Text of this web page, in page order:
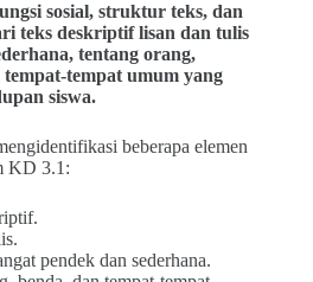
sosial, struktur teks, dan
teks deskriptif lisan dan tulis
tentang orang,
tempat umum yang
siswa.
beberapa elemen
KD 3.1:
pendek dan sederhana.